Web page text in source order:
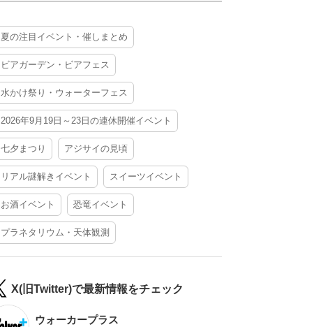
夏の注目イベント・催しまとめ
ビアガーデン・ビアフェス
水かけ祭り・ウォーターフェス
2026年9月19日～23日の連休開催イベント
七夕まつり アジサイの見頃
リアル謎解きイベント スイーツイベント
お酒イベント 恐竜イベント
プラネタリウム・天体観測
X(旧Twitter)で最新情報をチェック
ウォーカープラス